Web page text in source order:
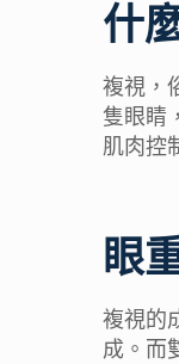
什
複視，
隻眼睛
肌肉控
眼
複視的
成。而